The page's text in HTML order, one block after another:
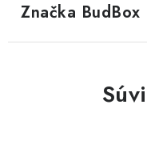
Značka BudBox